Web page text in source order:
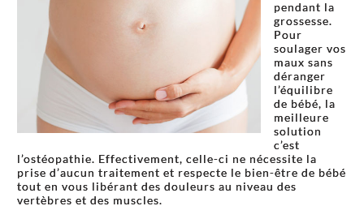
pendant la
grossesse.
Pour
soulager vos
maux sans
déranger
l’équilibre
de bébé, la
meilleure
solution
c’est
l’ostéopathie. Effectivement, celle-ci ne nécessite la
prise d’aucun traitement et respecte le bien-être de bébé
tout en vous libérant des douleurs au niveau des
vertèbres et des muscles.